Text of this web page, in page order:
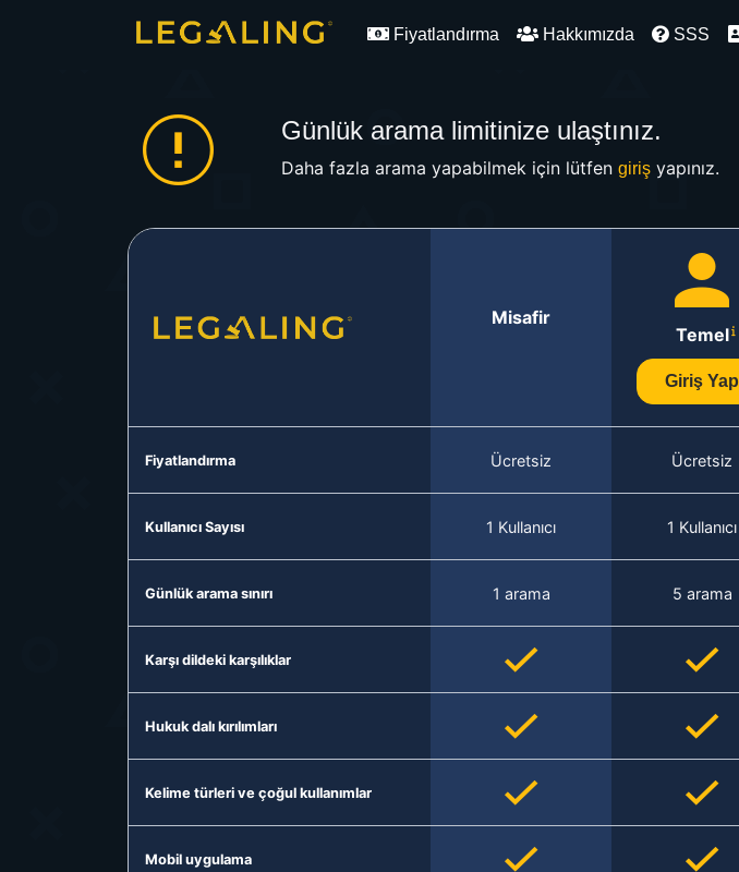
Fiyatlandırma Hakkımızda SSS
Günlük arama limitinize ulaştınız.
Daha fazla arama yapabilmek için lütfen girişyapınız.
Misafir
Temel
Giriş Yap
Fiyatlandırma Ücretsiz Ücretsiz
Kullanıcı Sayısı 1 Kullanıcı 1 Kullanıcı
Günlük arama sınırı 1 arama 5 arama
Karşı dildeki karşılıklar
Hukuk dalı kırılımları
Kelime türleri ve çoğul kullanımlar
Mobil uygulama